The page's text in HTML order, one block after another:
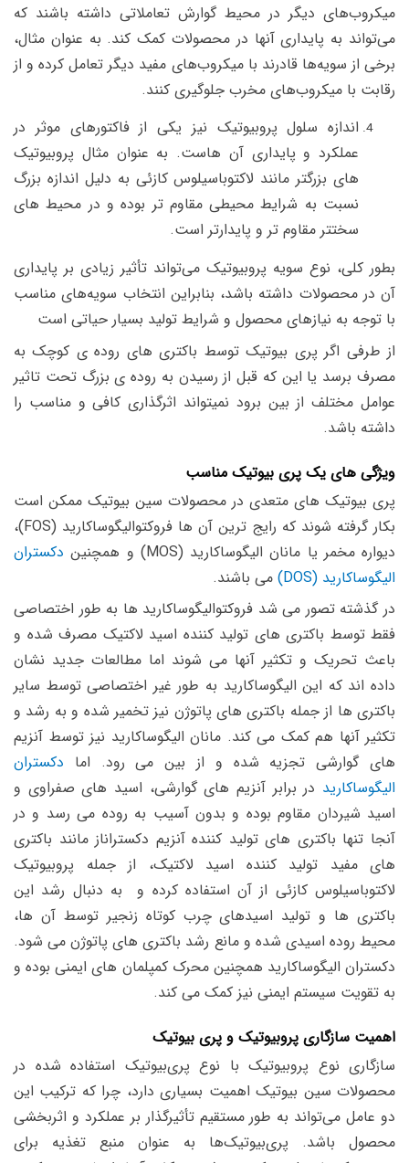
میکروب‌های دیگر در محیط گوارش تعاملاتی داشته باشند که
می‌تواند به پایداری آنها در محصولات کمک کند. به عنوان مثال،
برخی از سویه‌ها قادرند با میکروب‌های مفید دیگر تعامل کرده و از
رقابت با میکروب‌های مخرب جلوگیری کنند.
اندازه سلول پروبیوتیک نیز یکی از فاکتورهای موثر در
عملکرد و پایداری آن هاست. به عنوان مثال پروبیوتیک
های بزرگتر مانند لاکتوباسیلوس کازئی به دلیل اندازه بزرگ
نسبت به شرایط محیطی مقاوم تر بوده و در محیط های
سختتر مقاوم تر و پایدارتر است.
بطور کلی، نوع سویه پروبیوتیک می‌تواند تأثیر زیادی بر پایداری
آن در محصولات داشته باشد، بنابراین انتخاب سویه‌های مناسب
با توجه به نیازهای محصول و شرایط تولید بسیار حیاتی است
از طرفی اگر پری بیوتیک توسط باکتری های روده ی کوچک به
مصرف برسد یا این که قبل از رسیدن به روده ی بزرگ تحت تاثیر
عوامل مختلف از بین برود نمیتواند اثرگذاری کافی و مناسب را
داشته باشد.
ویژگی های یک پری بیوتیک مناسب
پری بیوتیک های متعدی در محصولات سین بیوتیک ممکن است
بکار گرفته شوند که رایج ترین آن ها فروکتوالیگوساکارید (FOS)،
دیواره مخمر یا مانان الیگوساکارید (MOS) و همچنین
دکستران
الیگوساکارید (DOS)
می باشند.
در گذشته تصور می شد فروکتوالیگوساکارید ها به طور اختصاصی
فقط توسط باکتری های تولید کننده اسید لاکتیک مصرف شده و
باعث تحریک و تکثیر آنها می شوند اما مطالعات جدید نشان
داده اند که این الیگوساکارید به طور غیر اختصاصی توسط سایر
باکتری ها از جمله باکتری های پاتوژن نیز تخمیر شده و به رشد و
تکثیر آنها هم کمک می کند. مانان الیگوساکارید نیز توسط آنزیم
های گوارشی تجزیه شده و از بین می رود. اما دکستران
الیگوساکارید در برابر آنزیم های گوارشی، اسید های صفراوی و
اسید شیردان مقاوم بوده و بدون آسیب به روده می رسد و در
آنجا تنها باکتری های تولید کننده آنزیم دکستراناز مانند باکتری
های مفید تولید کننده اسید لاکتیک، از جمله پروبیوتیک
لاکتوباسیلوس کازئی از آن استفاده کرده و به دنبال رشد این
باکتری ها و تولید اسیدهای چرب کوتاه زنجیر توسط آن ها،
محیط روده اسیدی شده و مانع رشد باکتری های پاتوژن می شود.
دکستران الیگوساکارید همچنین محرک کمپلمان های ایمنی بوده و
به تقویت سیستم ایمنی نیز کمک می کند.
اهمیت سازگاری پروبیوتیک و پری بیوتیک
سازگاری نوع پروبیوتیک با نوع پری‌بیوتیک استفاده شده در
محصولات سین بیوتیک اهمیت بسیاری دارد، چرا که ترکیب این
دو عامل می‌تواند به طور مستقیم تأثیرگذار بر عملکرد و اثربخشی
محصول باشد. پری‌بیوتیک‌ها به عنوان منبع تغذیه برای